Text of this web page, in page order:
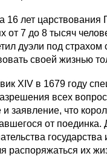
16 лет
от 7 до 8 тысяч
дуэли под
своей жизнью
XIV в 1679 году
всех
и заявление, что
от
распоряжаться их